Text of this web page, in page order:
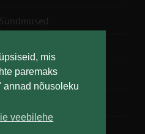
mis
paremaks
annad nõusoleku
veebilehe
Sündmused
Teabesalv
uudiskirjaga